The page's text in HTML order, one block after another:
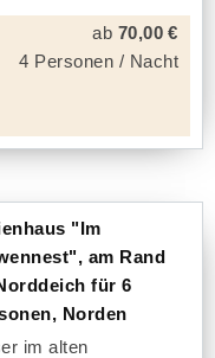
ab 70,00 €
4 Personen / Nacht
"Im
am Rand
für 6
Norden
im alten